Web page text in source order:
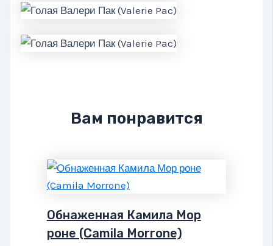
Вам понравится
Обнаженная Камила Мор
роне (Camila Morrone)